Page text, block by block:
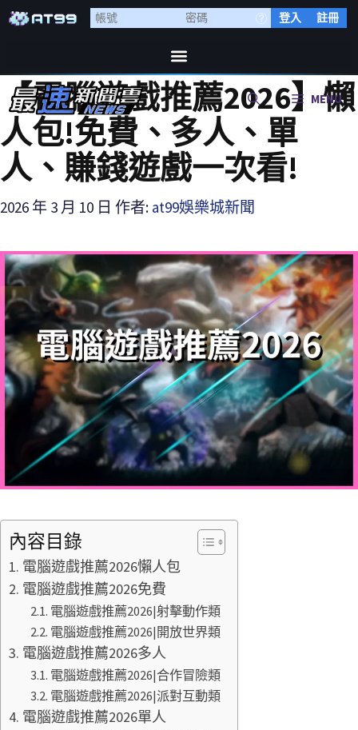
登入 註冊
MENU
【電腦遊戲推薦2026】懶
人包!免費、多人、單
人、賺錢遊戲一次看!
2026 年 3 月 10 日 作者: at99娛樂城新聞
內容目錄
電腦遊戲推薦2026懶人包
電腦遊戲推薦2026免費
電腦遊戲推薦2026|射擊動作類
電腦遊戲推薦2026|開放世界類
電腦遊戲推薦2026多人
電腦遊戲推薦2026|合作冒險類
電腦遊戲推薦2026|派對互動類
電腦遊戲推薦2026單人